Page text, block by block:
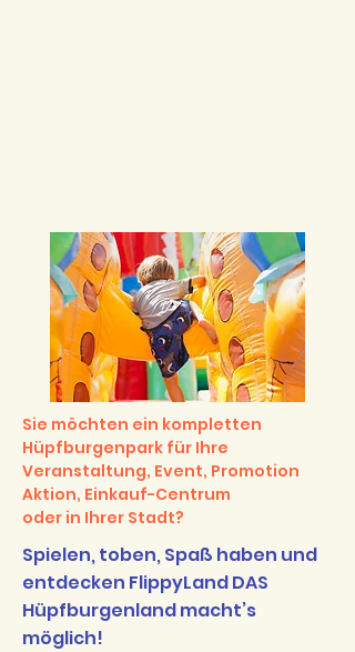
Sie möchten ein kompletten
Hüpfburgenpark für Ihre
Veranstaltung, Event, Promotion
Aktion, Einkauf-Centrum
oder in Ihrer Stadt?
Spielen, toben, Spaß haben und
entdecken FlippyLand DAS
Hüpfburgenland macht’s
möglich!